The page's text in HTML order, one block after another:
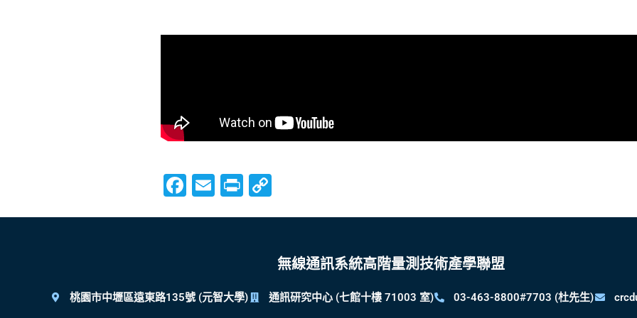
Facebook
Email
Print
無線通訊系統高階量測技術產學聯盟
桃園市中壢區遠東路135號 (元智大學) 通訊研究中心 (七館十樓 71003 室) 03-463-8800#7703 (杜先生)